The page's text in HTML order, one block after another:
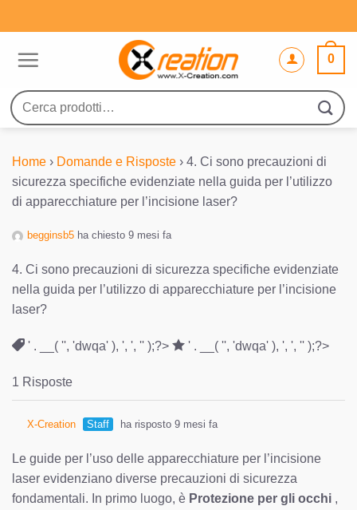
ai
0
Cerca:
Home › Domande e Risposte › 4. Ci sono precauzioni di
sicurezza specifiche evidenziate nella guida per l’utilizzo
di apparecchiature per l’incisione laser?
begginsb5 ha chiesto 9 mesi fa
4. Ci sono precauzioni di sicurezza specifiche evidenziate
nella guida per l’utilizzo di apparecchiature per l’incisione
laser?
' . __( '', 'dwqa' ), ', ', '' );?> ' . __( '', 'dwqa' ), ', ', '' );?>
1 Risposte
X-Creation Staff ha risposto 9 mesi fa
Le guide per l’uso delle apparecchiature per l’incisione
laser evidenziano diverse precauzioni di sicurezza
fondamentali. In primo luogo, è Protezione per gli occhi ,